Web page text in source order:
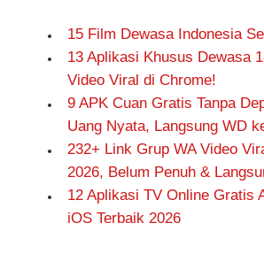
15 Film Dewasa Indonesia
13 Aplikasi Khusus Dewasa
Video Viral di Chrome!
9 APK Cuan Gratis Tanpa
Uang Nyata, Langsung WD
232+ Link Grup WA Video
2026, Belum Penuh &
12 Aplikasi TV Online Gratis
iOS Terbaik 2026